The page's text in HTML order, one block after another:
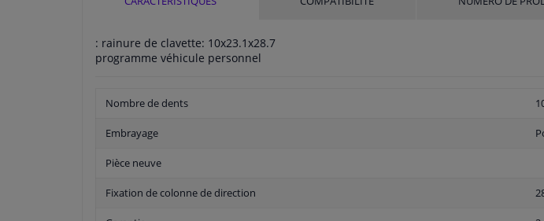
: rainure de clavette: 10x23.1x28.7
programme véhicule personnel
Nombre de dents
Embrayage
Pièce neuve
Fixation de colonne de direction